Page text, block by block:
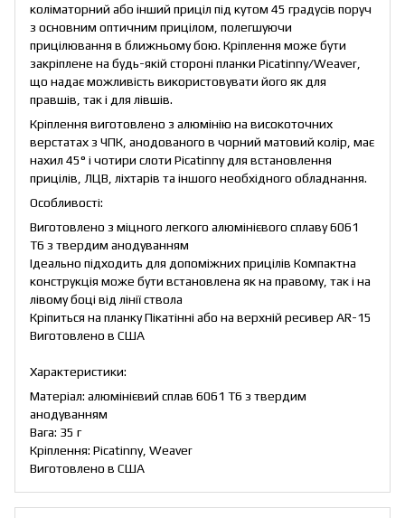
коліматорний або інший приціл під кутом 45 градусів поруч
з основним оптичним прицілом, полегшуючи
прицілювання в ближньому бою. Кріплення може бути
закріплене на будь-якій стороні планки Picatinny/Weaver,
що надає можливість використовувати його як для
правшів, так і для лівшів.
Кріплення виготовлено з алюмінію на високоточних
верстатах з ЧПК, анодованого в чорний матовий колір, має
нахил 45° і чотири слоти Picatinny для встановлення
прицілів, ЛЦВ, ліхтарів та іншого необхідного обладнання.
Особливості:
Виготовлено з міцного легкого алюмінієвого сплаву 6061
T6 з твердим анодуванням
Ідеально підходить для допоміжних прицілів Компактна
конструкція може бути встановлена як на правому, так і на
лівому боці від лінії ствола
Кріпиться на планку Пікатінні або на верхній ресивер AR-15
Виготовлено в США
Характеристики:
Матеріал: алюмінієвий сплав 6061 T6 з твердим
анодуванням
Вага: 35 г
Кріплення: Picatinny, Weaver
Виготовлено в США